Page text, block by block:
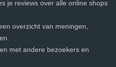
je reviews over alle online shops
overzicht van meningen,
met andere bezoekers en